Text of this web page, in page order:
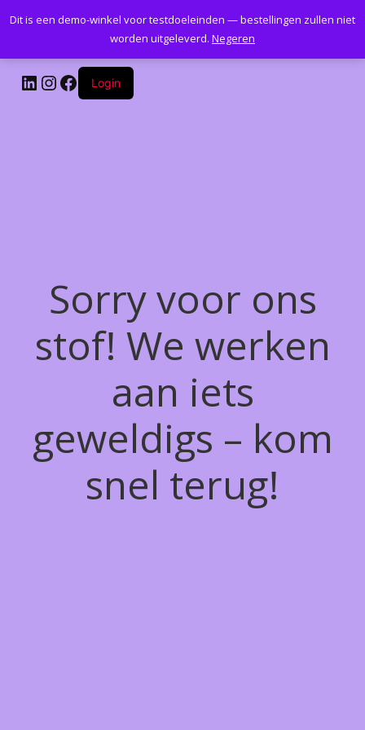
Kantoormeubelenplus.com
LinkedIn
Instagram
Facebook
Login
Sorry voor ons
stof! We werken
aan iets
geweldigs – kom
snel terug!
Dit is een demo-winkel voor testdoeleinden — bestellingen zullen niet
worden uitgeleverd. Negeren